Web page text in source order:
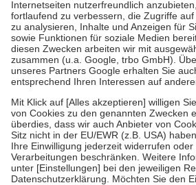
Prozent des Abgabepreises,mindestens
höchstens zehn Euro.Es sind jedoch nie
tatsächlichen Kosten der Leistung zu
Diese Regeln gelten grundsätzlich auch für
Bei Heilmitteln und häuslicher
Zuzahlung zehn Prozent der Kosten sowie
Um das Engagement der Versicherten für
zu stärken und die besondere Stellung
fallenkeine Zuzahlungenan bei:
• Kindern und Jugendlichen bis zum
mit Ausnahme der Fahrkosten
• Untersuchungen zur Vorsorge und